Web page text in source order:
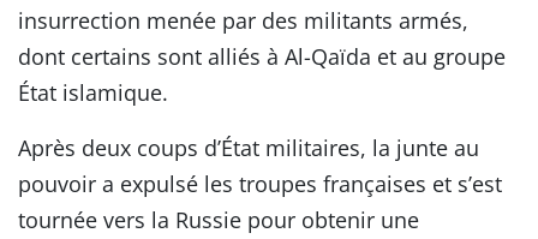
insurrection menée par des militants armés,
dont certains sont alliés à Al-Qaïda et au groupe
État islamique.
Après deux coups d’État militaires, la junte au
pouvoir a expulsé les troupes françaises et s’est
tournée vers la Russie pour obtenir une